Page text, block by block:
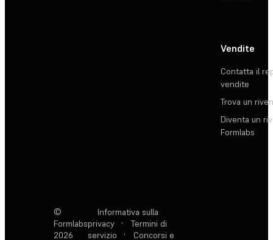
Vendite
Contatta il
vendite
Trova un
Diventa un
Formlabs
©
Formlabs
2026
Informativa sulla
privacy
·
Termini di
servizio
·
Concorsi e